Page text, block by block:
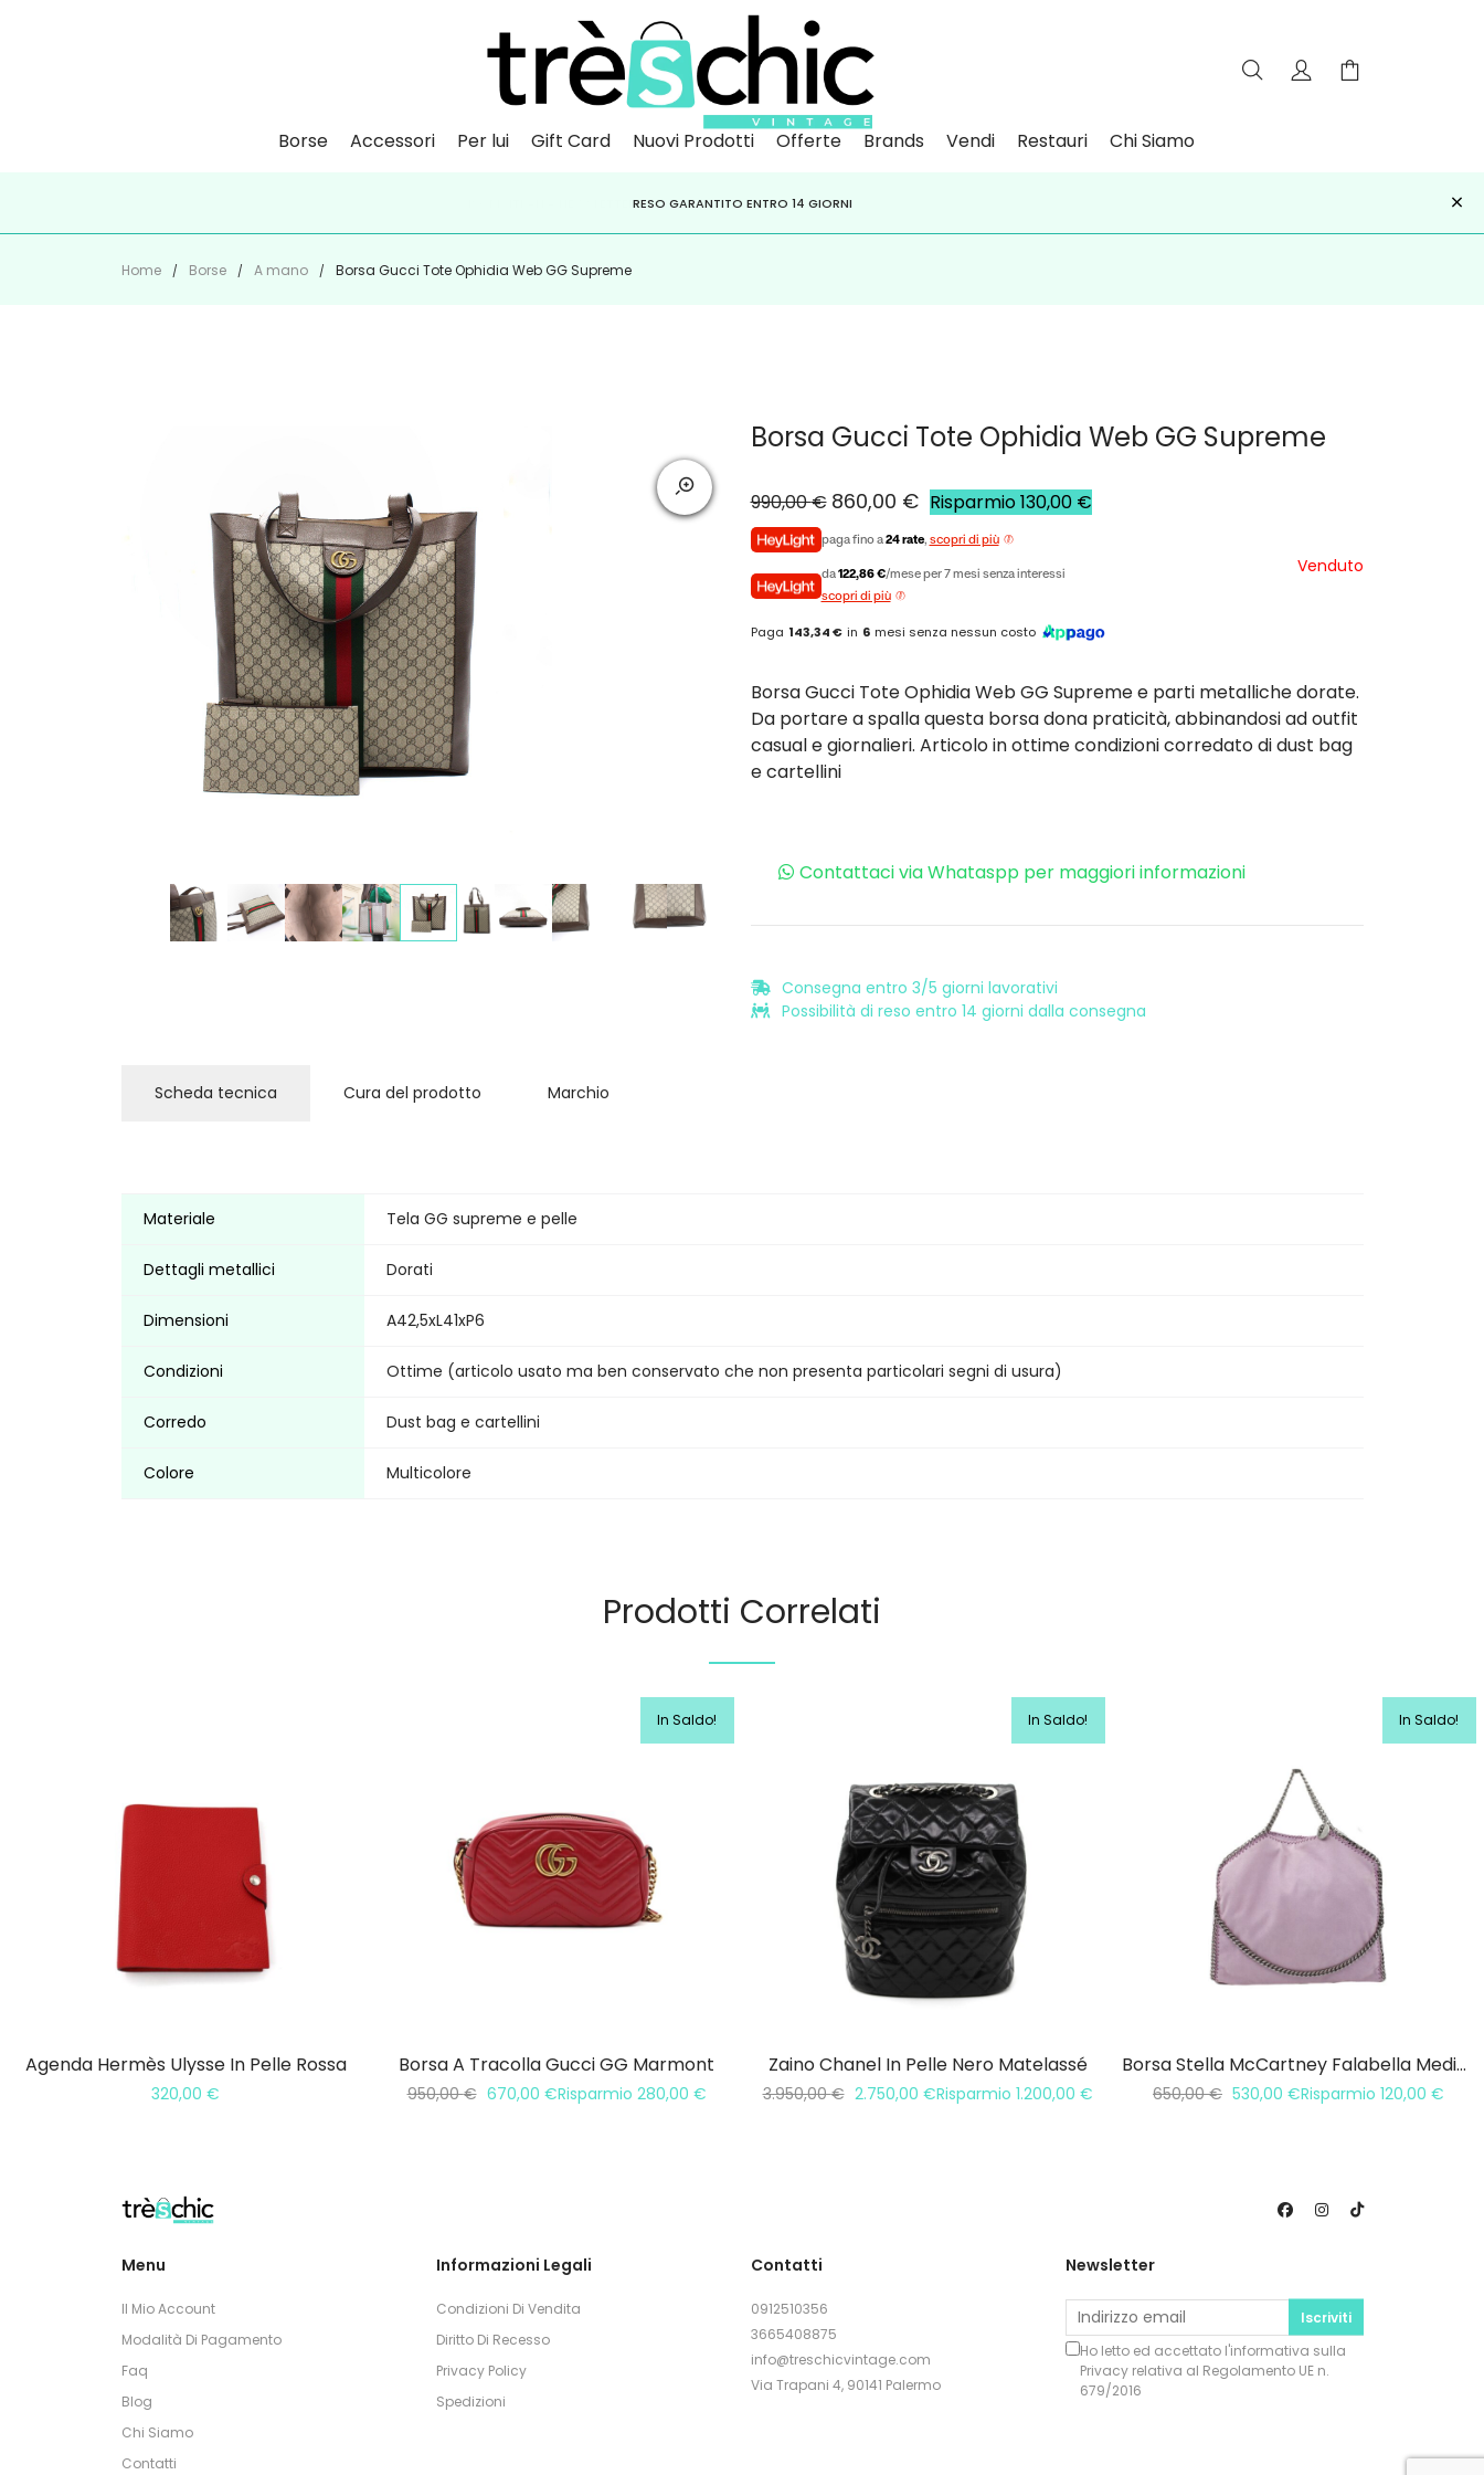
Borse Accessori Per lui Gift Card Nuovi Prodotti Offerte Brands Vendi Restauri Chi Siamo
PAGA A RATE CONKLARNA,HEYLIGHT,APPAGO
ISCRIVITI ALLA NEWSLETTER PER NON PERDERE SCONTI E OFFERTE IMPERDIBILI!
RESO GARANTITO ENTRO 14 GIORNI ×
Home Borse A mano Borsa Gucci Tote Ophidia Web GG Supreme
Borsa Gucci Tote Ophidia Web GG Supreme
990,00€ 860,00 € Risparmio130,00 €
paga fino a24 rate, scopri di più
da122,86 €/mese per 7 mesi senza interessi
scopri di più
Paga 143,34 € in 6 mesi senza nessun costo
Venduto
Borsa Gucci Tote Ophidia Web GG Supreme e parti metalliche dorate.
Da portare a spalla questa borsa dona praticità, abbinandosi ad outfit
casual e giornalieri. Articolo in ottime condizioni corredato di dust bag
e cartellini
Contattaci via Whataspp per maggiori informazioni
Consegna entro 3/5 giorni lavorativi
Possibilità di reso entro 14 giorni dalla consegna
Scheda tecnica Cura del prodotto Marchio
Materiale Tela GG supreme e pelle
Dettagli metallici Dorati
Dimensioni A42,5xL41xP6
Condizioni Ottime (articolo usato ma ben conservato che non presenta particolari segni di usura)
Corredo Dust bag e cartellini
Colore Multicolore
Prodotti Correlati
Agenda Hermès Ulysse In Pelle Rossa
320,00 €
In Saldo!
Borsa A Tracolla Gucci GG Marmont
950,00€ 670,00 €Risparmio 280,00 €
In Saldo!
Zaino Chanel In Pelle Nero Matelassé
3.950,00€ 2.750,00 €Risparmio 1.200,00 €
In Saldo!
Borsa Stella McCartney Falabella Media 3 Catene
650,00€ 530,00 €Risparmio 120,00 €
Menu
Il Mio Account
Modalità Di Pagamento
Faq
Blog
Chi Siamo
Contatti
Informazioni Legali
Condizioni Di Vendita
Diritto Di Recesso
Privacy Policy
Spedizioni
Contatti
0912510356
3665408875
info@treschicvintage.com
Via Trapani 4, 90141 Palermo
Newsletter
Iscriviti
Ho letto ed accettato l'informativa sulla
Privacyrelativa al Regolamento UE n.
679/2016